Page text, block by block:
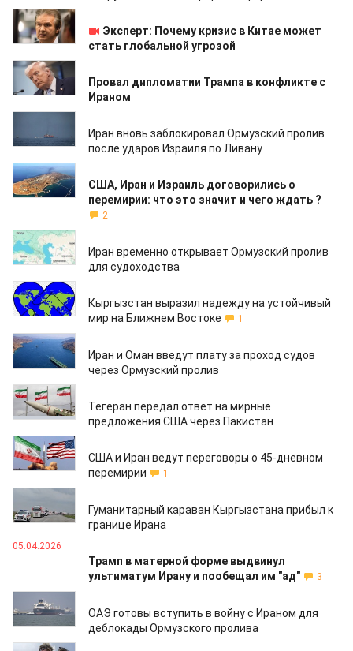
11.04.2026
Эксперт: Почему кризис в Китае может
стать глобальной угрозой
10.04.2026
Провал дипломатии Трампа в конфликте с
Ираном
Иран вновь заблокировал Ормузский пролив
после ударов Израиля по Ливану
08.04.2026
США, Иран и Израиль договорились о
перемирии: что это значит и чего ждать ?
2
08.04.2026
Иран временно открывает Ормузский пролив
для судоходства
08.04.2026
Кыргызстан выразил надежду на устойчивый
мир на Ближнем Востоке
1
08.04.2026
Иран и Оман введут плату за проход судов
через Ормузский пролив
07.04.2026
Тегеран передал ответ на мирные
предложения США через Пакистан
07.04.2026
США и Иран ведут переговоры о 45-дневном
перемирии
1
Гуманитарный караван Кыргызстана прибыл к
границе Ирана
05.04.2026
Трамп в матерной форме выдвинул
ультиматум Ирану и пообещал им "ад"
3
02.04.2026
ОАЭ готовы вступить в войну с Ираном для
деблокады Ормузского пролива